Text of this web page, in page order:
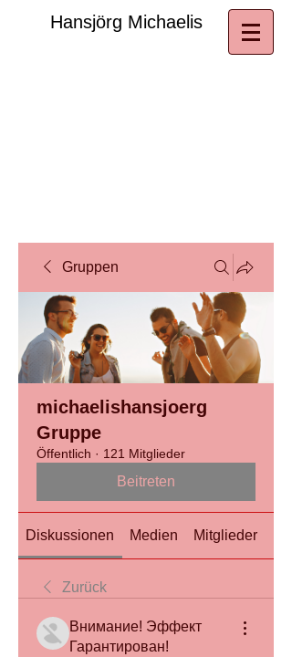
​Hansjörg Michaelis
Gruppen
michaelishansjoerg
Gruppe
Öffentlich · 121 Mitglieder
Beitreten
Diskussionen Medien Mitglieder
Zurück
Внимание! Эффект
Гарантирован!